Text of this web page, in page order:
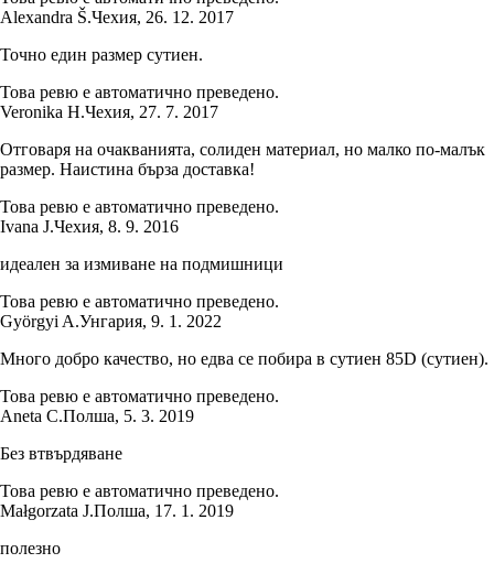
Alexandra Š.Чехия, 26. 12. 2017
Точно един размер сутиен.
Това ревю е автоматично преведено.
Veronika H.Чехия, 27. 7. 2017
Отговаря на очакванията, солиден материал, но малко по-малък
размер. Наистина бърза доставка!
Това ревю е автоматично преведено.
Ivana J.Чехия, 8. 9. 2016
идеален за измиване на подмишници
Това ревю е автоматично преведено.
Györgyi A.Унгария, 9. 1. 2022
Много добро качество, но едва се побира в сутиен 85D (сутиен).
Това ревю е автоматично преведено.
Aneta C.Полша, 5. 3. 2019
Без втвърдяване
Това ревю е автоматично преведено.
Małgorzata J.Полша, 17. 1. 2019
полезно